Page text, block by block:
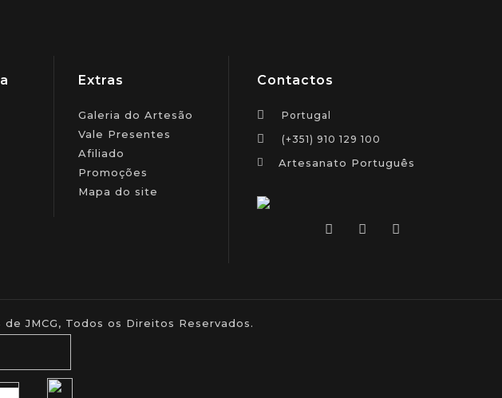
Extras
Galeria do Artesão
Vale Presentes
Afiliado
Promoções
Mapa do site
Contactos
Portugal
(+351) 910 129 100
Artesanato Português
JMCG, Todos os Direitos Reservados.